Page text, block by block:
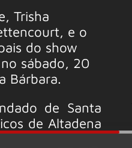
Trisha
e o
do show
sábado, 20
Bárbara.
de Santa
de Altadena